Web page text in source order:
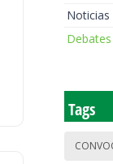
Noticias
Debates
Tags